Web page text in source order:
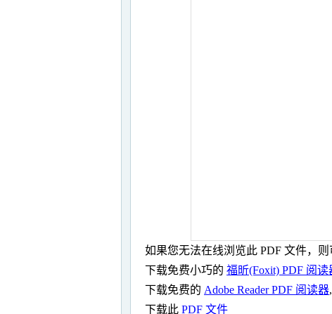
如果您无法在线浏览此 PDF 文件，则
下载免费小巧的 福昕(Foxit) PDF 阅读
下载免费的 Adobe Reader PDF 阅读器
下载此 PDF 文件